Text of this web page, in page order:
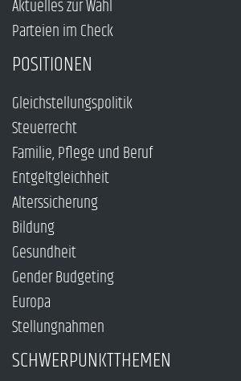
Aktuelles zur Wahl
Parteien im Check
POSITIONEN
Gleichstellungspolitik
Steuerrecht
Familie, Pflege und Beruf
Entgeltgleichheit
Alterssicherung
Bildung
Gesundheit
Gender Budgeting
Europa
Stellungnahmen
SCHWERPUNKTTHEMEN